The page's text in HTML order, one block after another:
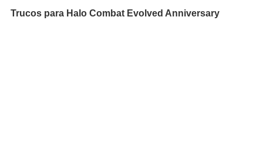
Trucos para Halo Combat Evolved Anniversary